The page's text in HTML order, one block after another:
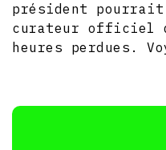
président
curateur officiel
heures perdues.